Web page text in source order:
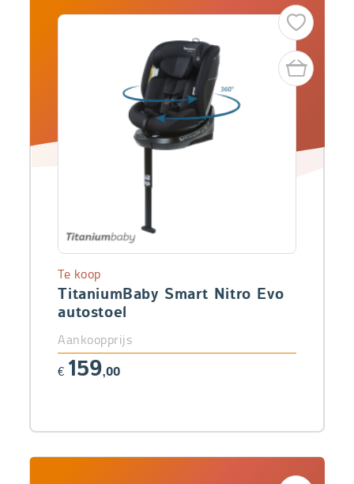
TitaniumBaby Smart Nitro Evo
autostoel
Te koop
Aankoopprijs
€ 159,00